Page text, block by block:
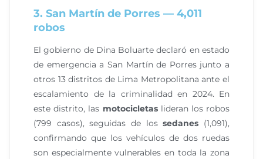
3. San Martín de Porres — 4,011
robos
El gobierno de Dina Boluarte declaró en estado
de emergencia a San Martín de Porres junto a
otros 13 distritos de Lima Metropolitana ante el
escalamiento de la criminalidad en 2024. En
este distrito, las motocicletaslideran los robos
(799 casos), seguidas de lossedanes (1,091),
confirmando que los vehículos de dos ruedas
son especialmente vulnerables en toda la zona